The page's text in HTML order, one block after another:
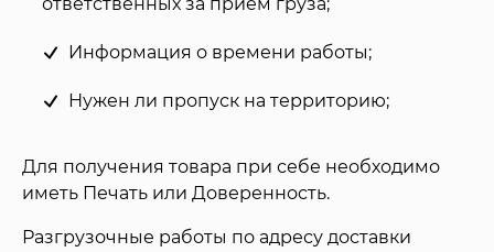
ответственных за прием груза;
Информация о времени работы;
Нужен ли пропуск на территорию;
Для получения товара при себе необходимо
иметь Печать или Доверенность.
Разгрузочные работы по адресу доставки